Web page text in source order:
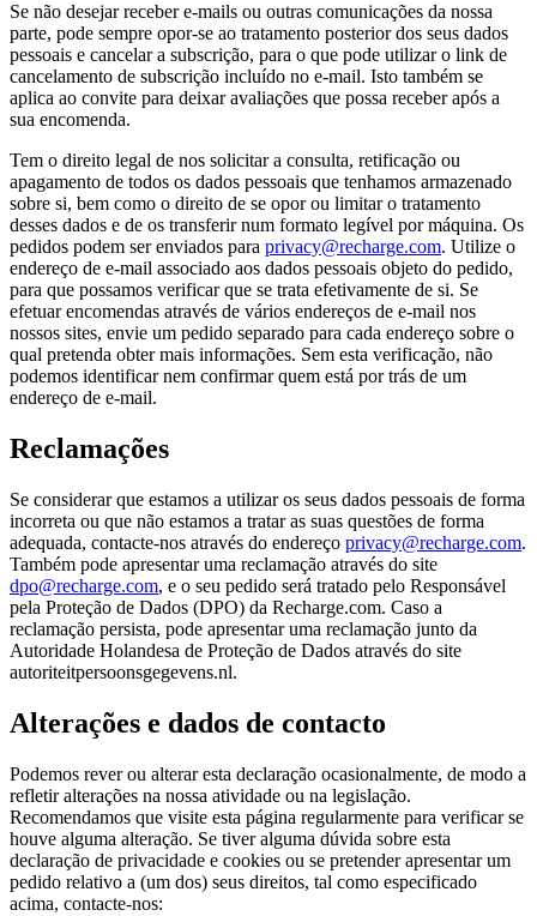
Se não desejar receber e-mails ou outras comunicações da nossa
parte, pode sempre opor-se ao tratamento posterior dos seus dados
pessoais e cancelar a subscrição, para o que pode utilizar o link de
cancelamento de subscrição incluído no e-mail. Isto também se
aplica ao convite para deixar avaliações que possa receber após a
sua encomenda.
Tem o direito legal de nos solicitar a consulta, retificação ou
apagamento de todos os dados pessoais que tenhamos armazenado
sobre si, bem como o direito de se opor ou limitar o tratamento
desses dados e de os transferir num formato legível por máquina. Os
pedidos podem ser enviados para privacy@recharge.com. Utilize o
endereço de e-mail associado aos dados pessoais objeto do pedido,
para que possamos verificar que se trata efetivamente de si. Se
efetuar encomendas através de vários endereços de e-mail nos
nossos sites, envie um pedido separado para cada endereço sobre o
qual pretenda obter mais informações. Sem esta verificação, não
podemos identificar nem confirmar quem está por trás de um
endereço de e-mail.
Reclamações
Se considerar que estamos a utilizar os seus dados pessoais de forma
incorreta ou que não estamos a tratar as suas questões de forma
adequada, contacte-nos através do endereço privacy@recharge.com.
Também pode apresentar uma reclamação através do site
dpo@recharge.com, e o seu pedido será tratado pelo Responsável
pela Proteção de Dados (DPO) da Recharge.com. Caso a
reclamação persista, pode apresentar uma reclamação junto da
Autoridade Holandesa de Proteção de Dados através do site
autoriteitpersoonsgegevens.nl.
Alterações e dados de contacto
Podemos rever ou alterar esta declaração ocasionalmente, de modo a
refletir alterações na nossa atividade ou na legislação.
Recomendamos que visite esta página regularmente para verificar se
houve alguma alteração. Se tiver alguma dúvida sobre esta
declaração de privacidade e cookies ou se pretender apresentar um
pedido relativo a (um dos) seus direitos, tal como especificado
acima, contacte-nos: